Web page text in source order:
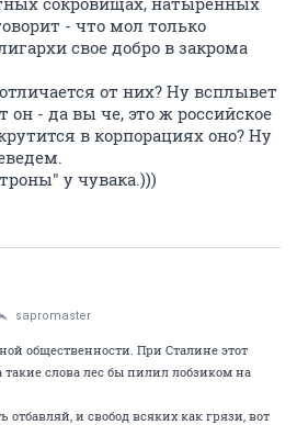
- что мол только
свое добро в закрома
от них? Ну всплывет
он - да вы че, это ж российское
в корпорациях оно? Ну
у чувака.)))
sapromaster
общественности. При Сталине этот
слова лес бы пилил лобзиком на
и свобод всяких как грязи, вот